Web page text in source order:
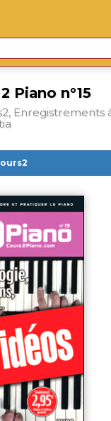
Piano n°15
Enregistrements